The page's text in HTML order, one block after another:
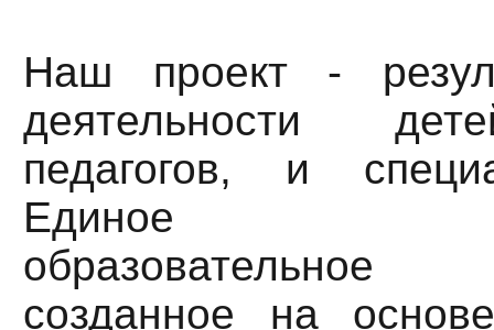
Наш проект -
деятельности
педагогов, и
Единое
образовательное
созданное на